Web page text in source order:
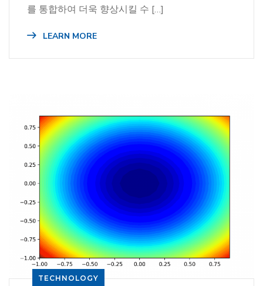
를 통합하여 더욱 향상시킬 수 […]
LEARN MORE
TECHNOLOGY